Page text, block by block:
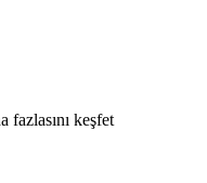
fazlasını keşfet